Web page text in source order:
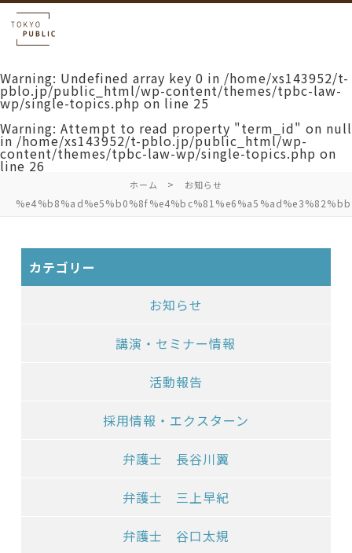
Warning: Undefined array key 0 in /home/xs143952/t-
pblo.jp/public_html/wp-content/themes/tpbc-law-
wp/single-topics.php on line 25
Warning: Attempt to read property "term_id" on null
in /home/xs143952/t-pblo.jp/public_html/wp-
content/themes/tpbc-law-wp/single-topics.php on
line 26
ホーム お知らせ
カテゴリー
お知らせ
講演・セミナー情報
活動報告
採用情報・エクスターン
弁護士 長谷川翼
弁護士 三上早紀
弁護士 谷口太規